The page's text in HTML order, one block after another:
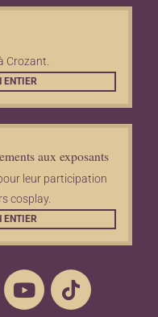
Crozant.
ENTIER
aux exposants
leur participation
cosplay.
ENTIER